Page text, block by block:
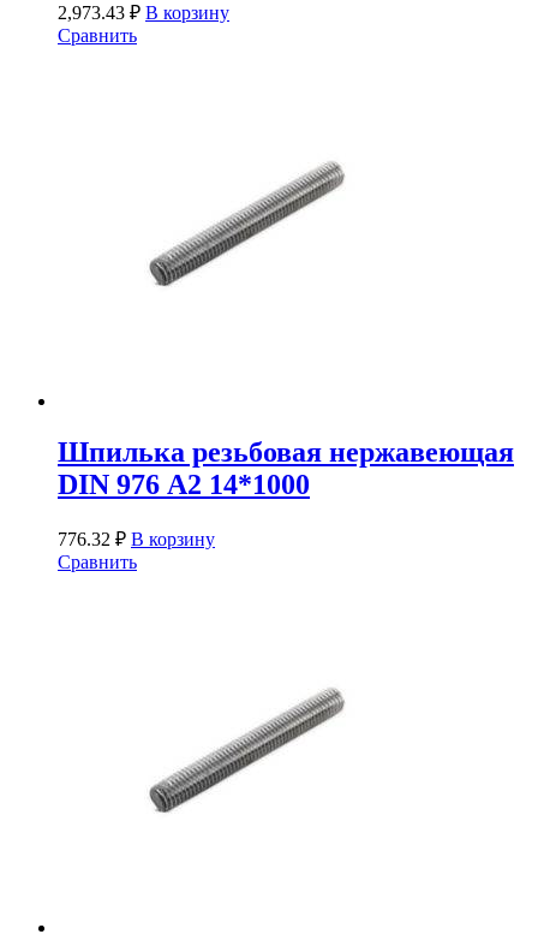
2,973.43 ₽ В корзину
Сравнить
Шпилька резьбовая нержавеющая
DIN 976 А2 14*1000
776.32 ₽ В корзину
Сравнить